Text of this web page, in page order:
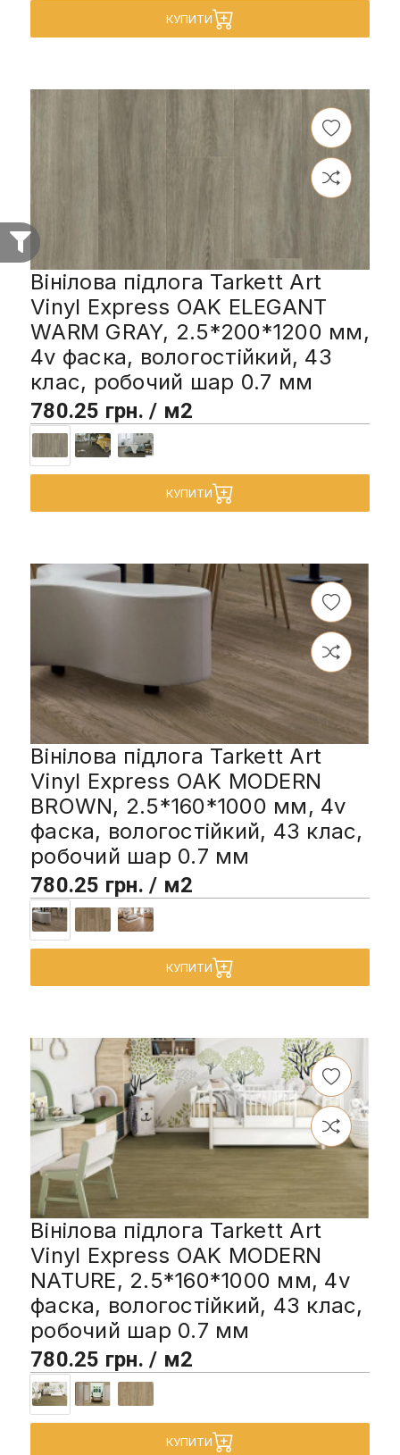
КУПИТИ
Вінілова підлога Tarkett Art
Vinyl Express OAK ELEGANT
WARM GRAY, 2.5*200*1200 мм,
4v фаска, вологостійкий, 43
клас, робочий шар 0.7 мм
780.25 грн. / м2
КУПИТИ
Вінілова підлога Tarkett Art
Vinyl Express OAK MODERN
BROWN, 2.5*160*1000 мм, 4v
фаска, вологостійкий, 43 клас,
робочий шар 0.7 мм
780.25 грн. / м2
КУПИТИ
Вінілова підлога Tarkett Art
Vinyl Express OAK MODERN
NATURE, 2.5*160*1000 мм, 4v
фаска, вологостійкий, 43 клас,
робочий шар 0.7 мм
780.25 грн. / м2
КУПИТИ